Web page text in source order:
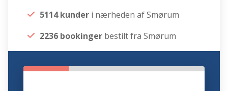
5114 kunder i nærheden af Smørum
2236 bookinger bestilt fra Smørum